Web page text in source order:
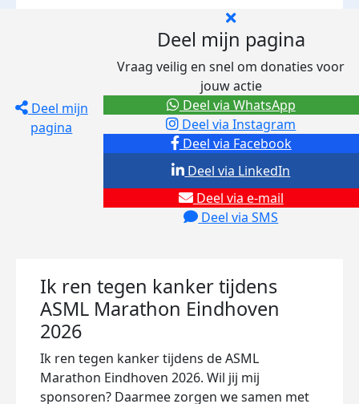
Deel mijn
pagina
Deel mijn pagina
Vraag veilig en snel om donaties voor
jouw actie
Deel via Facebook
Deel via Instagram
Deel via e-mail
Deel via SMS
Deel via LinkedIn
Deel via WhatsApp
Ik ren tegen kanker tijdens
ASML Marathon Eindhoven
2026
Ik ren tegen kanker tijdens de ASML
Marathon Eindhoven 2026. Wil jij mij
sponsoren? Daarmee zorgen we samen met